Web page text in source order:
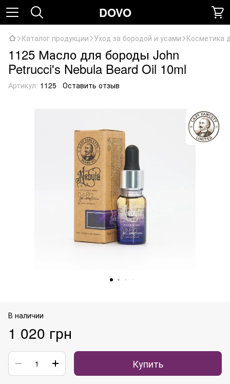
DOVO
Каталог продукции Уход за бородой и усами Косметика
1125 Масло для бороды John
Petrucci's Nebula Beard Oil 10ml
Артикул: 1125 Оставить отзыв
В наличии
1 020 грн
Купить